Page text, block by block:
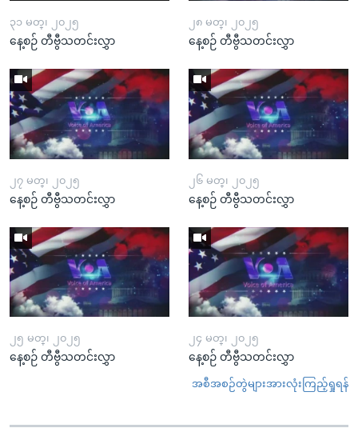
၃၁ မတ္၊ ၂၀၂၅
နေ့စဉ် တီဗွီသတင်းလွှာ
၂၈ မတ္၊ ၂၀၂၅
နေ့စဉ် တီဗွီသတင်းလွှာ
၂၇ မတ္၊ ၂၀၂၅
နေ့စဉ် တီဗွီသတင်းလွှာ
၂၆ မတ္၊ ၂၀၂၅
နေ့စဉ် တီဗွီသတင်းလွှာ
၂၅ မတ္၊ ၂၀၂၅
နေ့စဉ် တီဗွီသတင်းလွှာ
၂၄ မတ္၊ ၂၀၂၅
နေ့စဉ် တီဗွီသတင်းလွှာ
အစီအစဉ်တွဲများအားလုံးကြည့်ရှုရန်